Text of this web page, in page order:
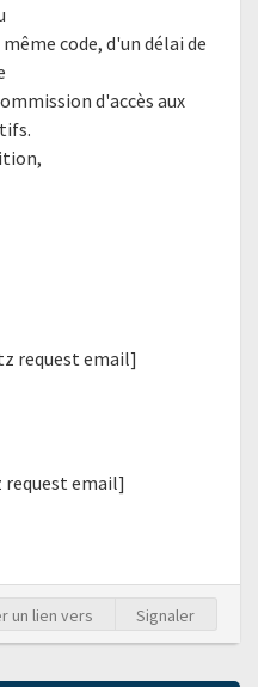
code, d'un délai de
d'accès aux
request email]
request email]
un lien vers Signaler